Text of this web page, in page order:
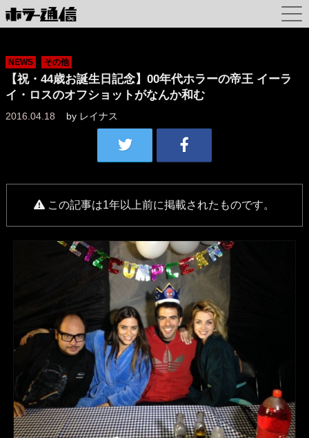
NEWS その他
【祝・44歳お誕生日記念】00年代ホラーの帝王 イーラ
イ・ロスのオフショットがなんか和む
2016.04.18 by レイナス
この記事は1年以上前に掲載されたものです。